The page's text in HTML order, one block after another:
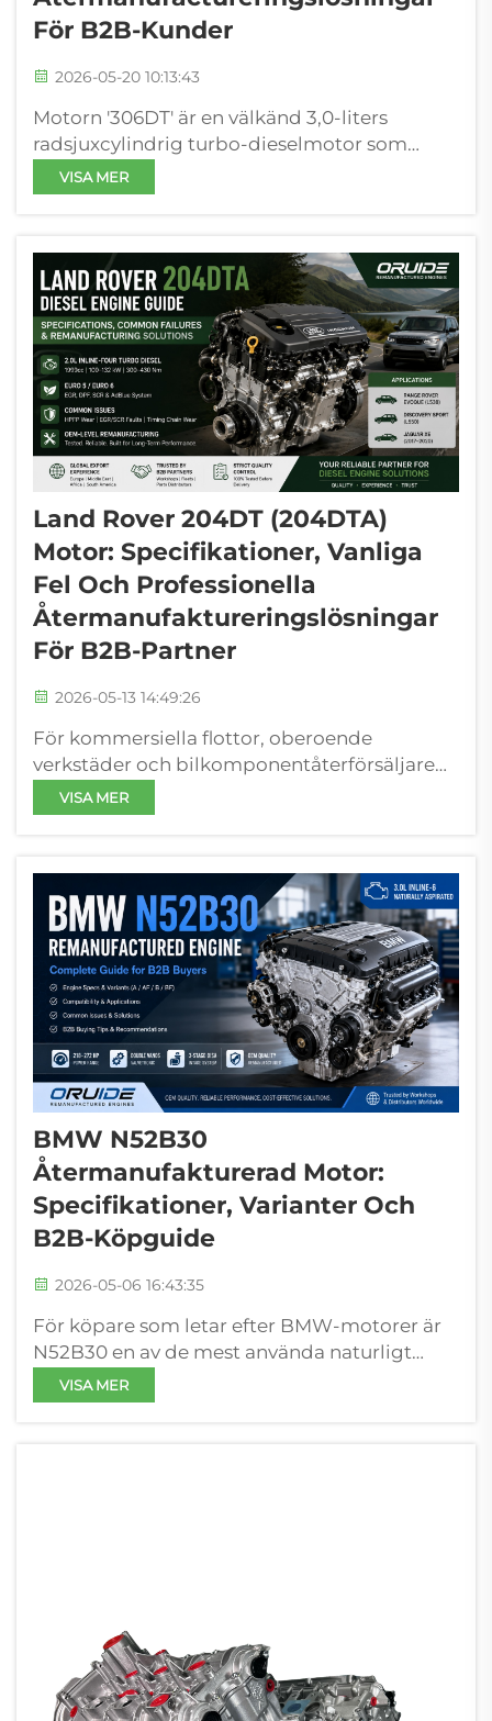
För B2B-Kunder
2026-05-20 10:13:43
Motorn '306DT' är en välkänd 3,0-liters
radsjuxcylindrig turbo-dieselmotor som
utvecklats gemensamt inom Ford–Jaguar
Land Rover AJD-V6-programmet och som
premiumkombibilar och fyrhjulsdrivna
SUV:er över två generationer. Med...
VISA MER
Land Rover 204DT (204DTA)
Motor: Specifikationer, Vanliga
Fel Och Professionella
Återmanufaktureringslösningar
För B2B-Partner
2026-05-13 14:49:26
För kommersiella flottor, oberoende
verkstäder och bilkomponentåterförsäljare
utgör Land Rover 204DT-motorn – officiellt
kodad 204DTA – en av de mest efterfrågade
premium-SUV-marknaden för reservdelar.
Pr...
VISA MER
BMW N52B30
Återmanufakturerad Motor:
Specifikationer, Varianter Och
B2B-Köpguide
2026-05-06 16:43:35
För köpare som letar efter BMW-motorer är
N52B30 en av de mest använda naturligt
insugna rad-6-motorerna på den globala
eftermarknaden. I praktiken, särskilt för
VISA MER